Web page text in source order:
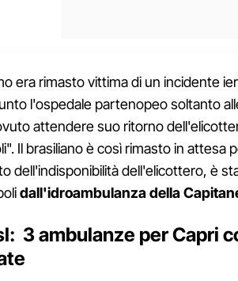
era rimasto vittima di un incidente
l'ospedale partenopeo soltanto
attendere suo ritorno
Il brasiliano è così rimasto in attesa
dell'indisponibilità dell'elicottero, è
dall'idroambulanza della
3 ambulanze per Capri